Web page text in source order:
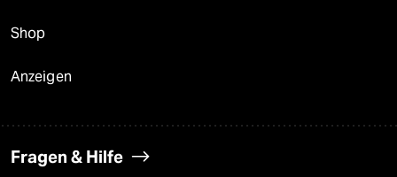
Shop
Anzeigen
Fragen & Hilfe